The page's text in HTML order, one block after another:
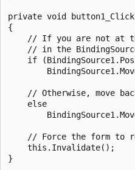
private void
{
// If you are not at
// in the
if
// Otherwise, move
    else
// Force the form to
    this.Invalidate();
}